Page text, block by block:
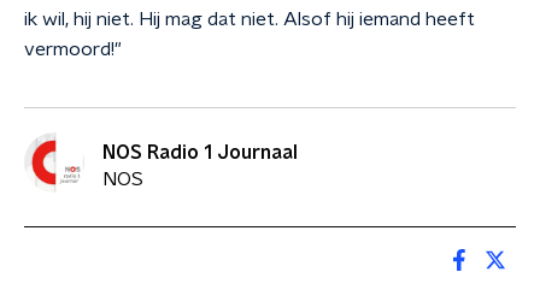
ik wil, hij niet. Hij mag dat niet. Alsof hij iemand heeft
vermoord!"
NOS Radio 1 Journaal
NOS